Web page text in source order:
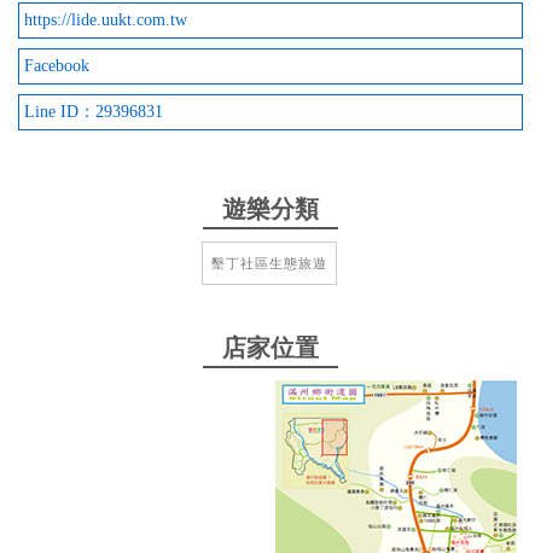
九棚山地部落生活簡單，有訂購便當及提供車輛當地
旅遊。
2021-04-28 10:31:47
一支被遺忘的原住民族，社區再造的部落帶領自然環
境導覽，要事先預約，此次跟團首次前往造訪，大遊
是南仁山的自然生態保育範圍，專業的解說員生動活
潑解釋沿路植物生態，看著海景拍照時卻說不急著在
這拍，一路到了溪仔口出海口海岸邊，越走越是美
景，特殊海岸侵蝕的奇岩怪石，當地導覽豐富的想像
力把沿途奇形怪狀岩石串成故事，有山豬鱷魚巨人靴
子珍禽異獸，還有水餃九宮格滿漢大餐，沿途無敵蔚
藍海景當然不言而喻，號稱阿朗貳不是蓋的。回程變
https://lide.uukt.com.tw
Facebook
Line ID：29396831
遊樂分類
墾丁社區生態旅遊
店家位置